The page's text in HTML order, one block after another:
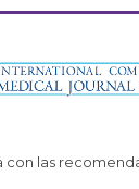
con las